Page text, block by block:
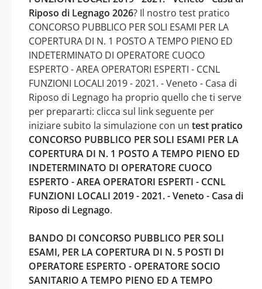
Riposo di Legnago 2026? Il nostro test pratico
CONCORSO PUBBLICO PER SOLI ESAMI PER LA
COPERTURA DI N. 1 POSTO A TEMPO PIENO ED
INDETERMINATO DI OPERATORE CUOCO
ESPERTO - AREA OPERATORI ESPERTI - CCNL
FUNZIONI LOCALI 2019 - 2021. - Veneto - Casa di
Riposo di Legnago ha proprio quello che ti serve
per prepararti: clicca sul link seguente per
iniziare subito la simulazione con un test pratico
CONCORSO PUBBLICO PER SOLI ESAMI PER LA
COPERTURA DI N. 1 POSTO A TEMPO PIENO ED
INDETERMINATO DI OPERATORE CUOCO
ESPERTO - AREA OPERATORI ESPERTI - CCNL
FUNZIONI LOCALI 2019 - 2021. - Veneto - Casa di
Riposo di Legnago.
BANDO DI CONCORSO PUBBLICO PER SOLI
ESAMI, PER LA COPERTURA DI N. 5 POSTI DI
OPERATORE ESPERTO - OPERATORE SOCIO
SANITARIO A TEMPO PIENO ED A TEMPO